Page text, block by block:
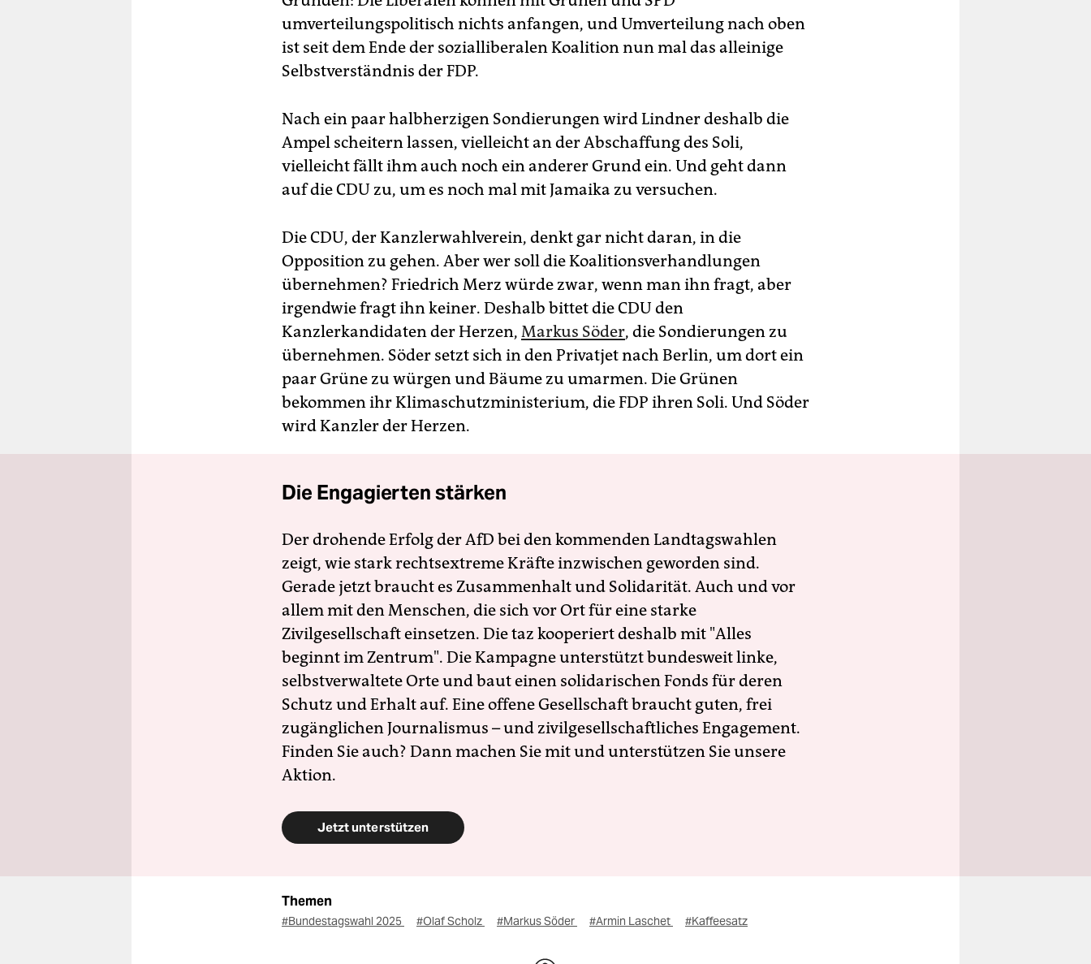
umverteilungspolitisch nichts anfangen, und Umverteilung nach oben
ist seit dem Ende der sozialliberalen Koalition nun mal das alleinige
Selbstverständnis der FDP.
Nach ein paar halbherzigen Sondierungen wird Lindner deshalb die
Ampel scheitern lassen, vielleicht an der Abschaffung des Soli,
vielleicht fällt ihm auch noch ein anderer Grund ein. Und geht dann
auf die CDU zu, um es noch mal mit Jamaika zu versuchen.
Die CDU, der Kanzlerwahlverein, denkt gar nicht daran, in die
Opposition zu gehen. Aber wer soll die Koalitionsverhandlungen
übernehmen? Friedrich Merz würde zwar, wenn man ihn fragt, aber
irgendwie fragt ihn keiner. Deshalb bittet die CDU den
Kanzlerkandidaten der Herzen, Markus Söder, die Sondierungen zu
übernehmen. Söder setzt sich in den Privatjet nach Berlin, um dort ein
paar Grüne zu würgen und Bäume zu umarmen. Die Grünen
bekommen ihr Klimaschutzministerium, die FDP ihren Soli. Und Söder
wird Kanzler der Herzen.
Die Engagierten stärken
Der drohende Erfolg der AfD bei den kommenden Landtagswahlen
zeigt, wie stark rechtsextreme Kräfte inzwischen geworden sind.
Gerade jetzt braucht es Zusammenhalt und Solidarität. Auch und vor
allem mit den Menschen, die sich vor Ort für eine starke
Zivilgesellschaft einsetzen. Die taz kooperiert deshalb mit "Alles
beginnt im Zentrum". Die Kampagne unterstützt bundesweit linke,
selbstverwaltete Orte und baut einen solidarischen Fonds für deren
Schutz und Erhalt auf. Eine offene Gesellschaft braucht guten, frei
zugänglichen Journalismus – und zivilgesellschaftliches Engagement.
Finden Sie auch? Dann machen Sie mit und unterstützen Sie unsere
Aktion.
Jetzt unterstützen
Themen
#Bundestagswahl 2025 #Olaf Scholz #Markus Söder #Armin Laschet #Kaffeesatz